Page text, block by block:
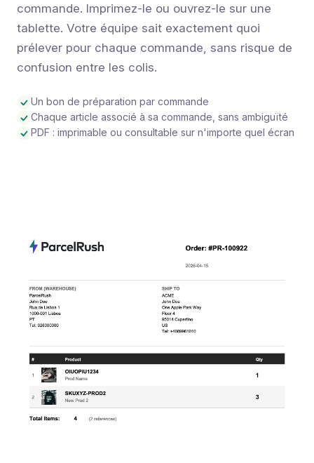
commande. Imprimez-le ou ouvrez-le sur une
tablette. Votre équipe sait exactement quoi
prélever pour chaque commande, sans risque de
confusion entre les colis.
Un bon de préparation par commande
Chaque article associé à sa commande, sans ambiguïté
PDF : imprimable ou consultable sur n'importe quel écran